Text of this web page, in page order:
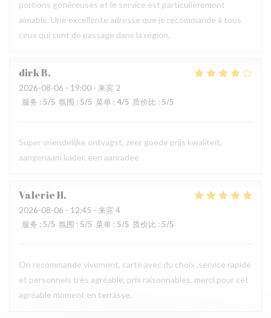
portions généreuses et le service est particulièrement
aimable. Une excellente adresse que je recommande à tous
ceux qui sont de passage dans la région.
dirkB
2026-08-06 - 19:00 - 来宾 2
服务 : 5/5 氛围 : 5/5 菜单 : 4/5 质价比 : 5/5
Super vriendelijke ontvagst, zeer goede prijs kwaliteit,
aangenaam kader, een aanradee
ValerieH
2026-08-06 - 12:45 - 来宾 4
服务 : 5/5 氛围 : 5/5 菜单 : 5/5 质价比 : 5/5
On recommande vivement, carte avec du choix ,service rapide
et personnels très agréable, prix raisonnables..merci pour cet
agréable moment en terrasse.